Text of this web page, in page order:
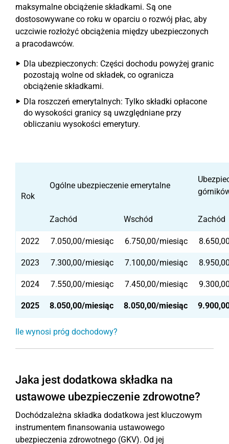
maksymalne obciążenie składkami. Są one
dostosowywane co roku w oparciu o rozwój płac, aby
uczciwie rozłożyć obciążenia między ubezpieczonych
a pracodawców.
Dla ubezpieczonych: Części dochodu powyżej granic
pozostają wolne od składek, co ogranicza
obciążenie składkami.
Dla roszczeń emerytalnych: Tylko składki opłacone
do wysokości granicy są uwzględniane przy
obliczaniu wysokości emerytury.
Rok
Ogólne ubezpieczenie emerytalne
Zachód Wschód Zachód
2022 7.050,00/miesiąc 6.750,00/miesiąc
2023 7.300,00/miesiąc 7.100,00/miesiąc
2024 7.550,00/miesiąc 7.450,00/miesiąc
2025 8.050,00/miesiąc 8.050,00/miesiąc
Ile wynosi próg dochodowy?
Jaka jest dodatkowa składka na
ustawowe ubezpieczenie zdrowotne?
Dochódzależna składka dodatkowa jest kluczowym
instrumentem finansowania ustawowego
ubezpieczenia zdrowotnego (GKV). Od jej